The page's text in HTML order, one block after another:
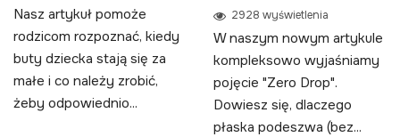
Nasz artykuł pomoże
rodzicom rozpoznać, kiedy
buty dziecka stają się za
małe i co należy zrobić,
żeby odpowiednio...
2928 wyświetlenia
W naszym nowym artykule
kompleksowo wyjaśniamy
pojęcie "Zero Drop".
Dowiesz się, dlaczego
płaska podeszwa (bez...